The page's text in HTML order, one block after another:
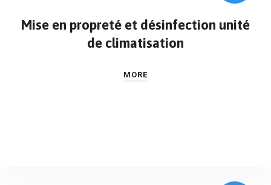
Mise en propreté et désinfection unité
de climatisation
MORE